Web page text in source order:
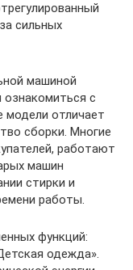
сильных
машиной
ознакомиться с
модели отличает
сборки. Многие
работают
машин
стирки и
работы.
функций:
одежда».